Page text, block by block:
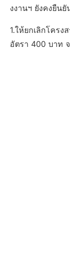
งงานฯ ยังคงยืน
1.ให้ยกเลิกโครง
อัตรา 400 บาท